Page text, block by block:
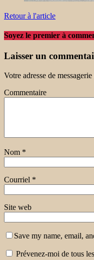
Retour à l'article
Soyez le premier à
Laisser un
Votre adresse de
Commentaire
Nom *
Courriel *
Site web
Save my name, email,
Prévenez-moi de tous